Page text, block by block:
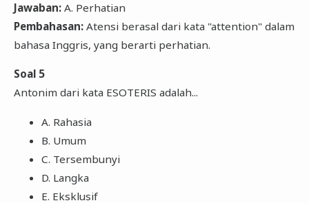
Jawaban:A. Perhatian
Pembahasan:Atensi berasal dari kata "attention" dalam
bahasa Inggris, yang berarti perhatian.
Soal 5
Antonim dari kata ESOTERIS adalah...
A. Rahasia
B. Umum
C. Tersembunyi
D. Langka
E. Eksklusif